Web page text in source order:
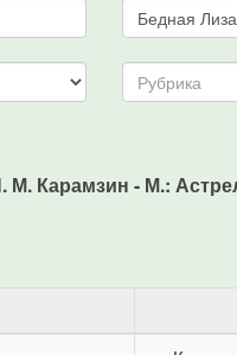
Карамзин - М.: